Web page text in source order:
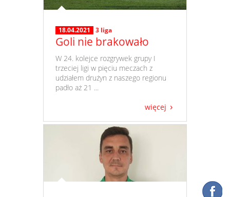
18.04.2021 3 liga
Goli nie brakowało
​ W 24. kolejce rozgrywek grupy I
trzeciej ligi w pięciu meczach z
udziałem drużyn z naszego regionu
padło aż 21 ...
więcej